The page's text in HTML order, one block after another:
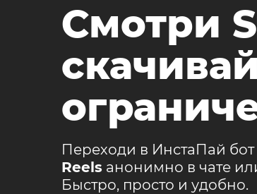
Смотри
Переходи в ИнстаПай
Reels анонимно в чате
Быстро, просто и удобно.